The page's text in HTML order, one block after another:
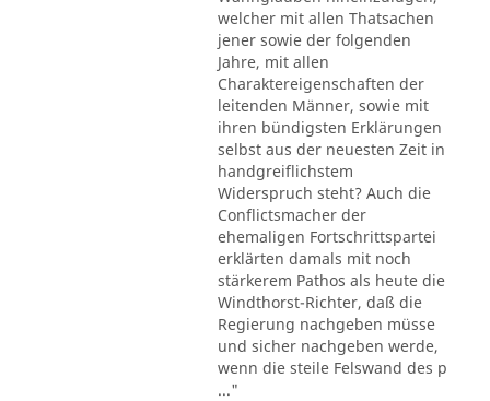
welcher mit allen Thatsachen
jener sowie der folgenden
Jahre, mit allen
Charaktereigenschaften der
leitenden Männer, sowie mit
ihren bündigsten Erklärungen
selbst aus der neuesten Zeit in
handgreiflichstem
Widerspruch steht? Auch die
Conflictsmacher der
ehemaligen Fortschrittspartei
erklärten damals mit noch
stärkerem Pathos als heute die
Windthorst-Richter, daß die
Regierung nachgeben müsse
und sicher nachgeben werde,
wenn die steile Felswand des p
..."